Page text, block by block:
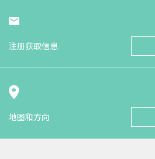
注册获取信息
地图和方向